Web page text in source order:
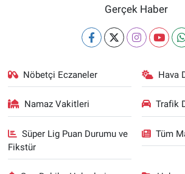
Gerçek Haber
Nöbetçi Eczaneler Hava
Namaz Vakitleri Trafik
Süper Lig Puan Durumu ve
Fikstür
Tüm